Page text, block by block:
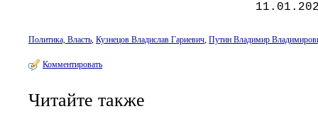
Политика, Власть, Кузнецов Владислав Гариевич, Путин Владимир
Комментировать
Читайте также